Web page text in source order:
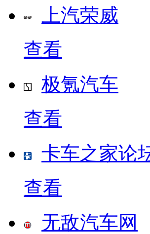
上汽荣威
查看
极氪汽车
查看
卡车之家论
查看
无敌汽车网